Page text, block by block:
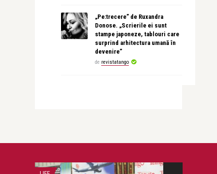
„Pe:trecere” de Ruxandra
Donose. „Scrierile ei sunt
stampe japoneze, tablouri care
surprind arhitectura umană în
devenire”
de revistatango